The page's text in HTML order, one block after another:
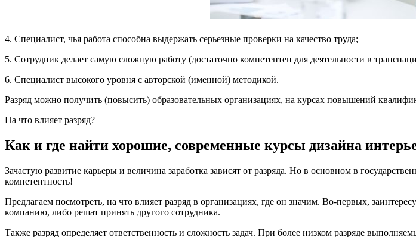
4. Специалист, чья работа способна выдержать серьезные проверки на качество труда;
5. Сотрудник делает самую сложную работу (достаточно компетентен для деятельности в
6. Специалист высокого уровня с авторской (именной) методикой.
Разряд можно получить (повысить) образовательных организациях, на курсах повышений
На что влияет разряд?
Как и где найти хорошие, современные курсы дизайна
Зачастую развитие карьеры и величина заработка зависят от разряда. Но в основном в
компетентность!
Предлагаем посмотреть, на что влияет разряд в организациях, где он значим. Во-первых,
компанию, либо решат принять другого сотрудника.
Также разряд определяет ответственность и сложность задач. При более низком разряде